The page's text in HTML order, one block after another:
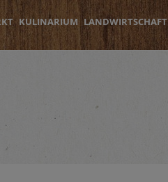
KULINARIUM LANDWIRTSCHAFT